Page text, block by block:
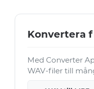
Konvertera
Med Converter
WAV-filer till